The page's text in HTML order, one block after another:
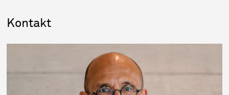
Sidebar
Kontakt